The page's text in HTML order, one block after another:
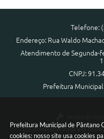
Prefeitura Municipal de Pântano
cookies: nosso site usa cookies
Telefone:
Endereço: Rua Waldo
Atendimento de Segunda-
CNPJ:
Prefeitura Municipal
Portal atualizado em:06/